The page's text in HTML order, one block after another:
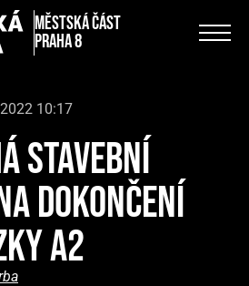
městská část
Praha 8
10:17
STAVEBNÍ
DOKONČENÍ
A2